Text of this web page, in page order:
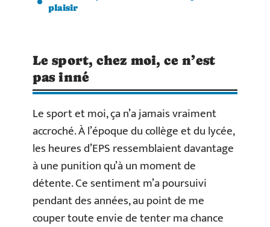
plaisir
Le sport, chez moi, ce n’est
pas inné
Le sport et moi, ça n’a jamais vraiment
accroché. À l’époque du collège et du lycée,
les heures d’EPS ressemblaient davantage
à une punition qu’à un moment de
détente. Ce sentiment m’a poursuivi
pendant des années, au point de me
couper toute envie de tenter ma chance